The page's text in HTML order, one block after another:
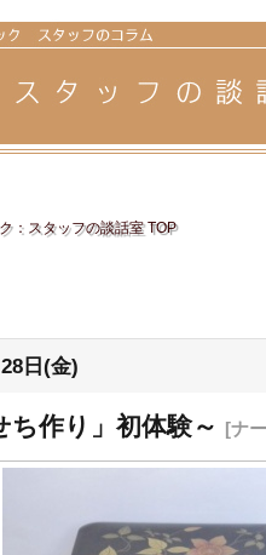
：スタッフの談話室 TOP
日(金)
ち作り」初体験～ [ナ